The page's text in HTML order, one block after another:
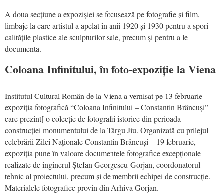
A doua secțiune a expozișiei se focusează pe fotografie și film,
limbaje la care artistul a apelat în anii 1920 și 1930 pentru a spori
calitățile plastice ale sculpturilor sale, precum și pentru a le
documenta.
Coloana Infinitului, în foto-expoziție la Viena
Institutul Cultural Român de la Viena a vernisat pe 13 februarie
expoziția fotografică “Coloana Infinitului – Constantin Brâncuși”
care prezint[ o colecție de fotografii istorice din perioada
construcției monumentului de la Târgu Jiu. Organizată cu prilejul
celebrării Zilei Naționale Constantin Brâncuși – 19 februarie,
expoziția pune în valoare documentele fotografice excepționale
realizate de inginerul Ștefan Georgescu-Gorjan, coordonatorul
tehnic al proiectului, precum și de membrii echipei de construcție.
Materialele fotografice provin din Arhiva Gorjan.